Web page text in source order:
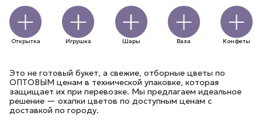
Открытка Игрушка Шары Ваза Конфеты
Это не готовый букет, а свежие, отборные цветы по
ОПТОВЫМ ценам в технической упаковке, которая
защищает их при перевозке. Мы предлагаем идеальное
решение — охапки цветов по доступным ценам с
доставкой по городу.